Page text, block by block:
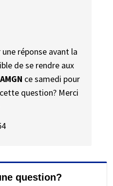
réponse avant la
de se rendre aux
ce samedi pour
question? Merci
question?